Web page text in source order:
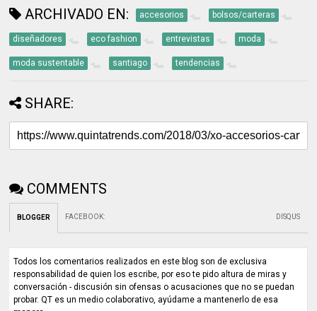
ARCHIVADO EN: accesorios bolsos/carteras
diseñadores eco fashion entrevistas moda
moda sustentable santiago tendencias
SHARE:
COMMENTS
BLOGGER FACEBOOK: DISQUS
Todos los comentarios realizados en este blog son de exclusiva
responsabilidad de quien los escribe, por eso te pido altura de miras y
conversación - discusión sin ofensas o acusaciones que no se puedan
probar. QT es un medio colaborativo, ayúdame a mantenerlo de esa